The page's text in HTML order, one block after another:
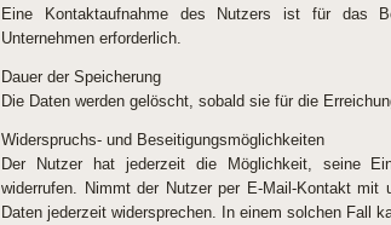
Eine Kontaktaufnahme des Nutzers ist für das
Unternehmen erforderlich.
Dauer der Speicherung
Die Daten werden gelöscht, sobald sie für die
Widerspruchs- und Beseitigungsmöglichkeiten
Der Nutzer hat jederzeit die Möglichkeit, seine
widerrufen. Nimmt der Nutzer per E-Mail-Kontakt mit
Daten jederzeit widersprechen. In einem solchen Fall